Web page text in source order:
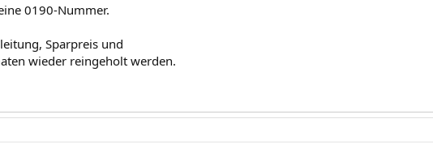
0190-Nummer.
Sparpreis und
wieder reingeholt werden.